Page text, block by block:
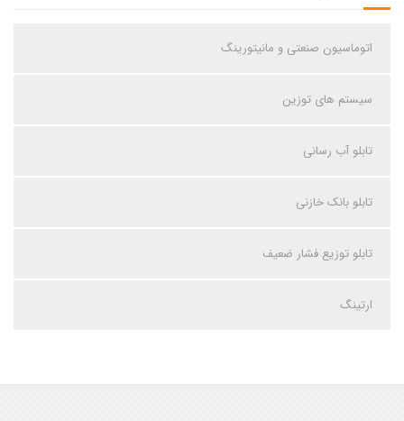
اتوماسیون صنعتی و مانیتورینگ
سیستم های توزین
تابلو آب رسانی
تابلو بانک خازنی
تابلو توزیع فشار ضعیف
ارتینگ